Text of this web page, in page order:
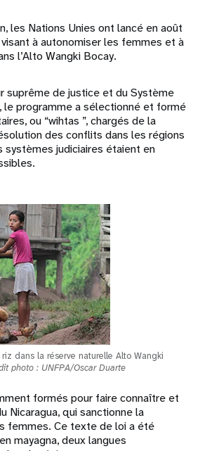
les Nations Unies ont lancé en août
à autonomiser les femmes et à
l’Alto Wangki Bocay.
suprême de justice et du Système
le programme a sélectionné et formé
ou “wihtas ”, chargés de la
des conflits dans les régions
systèmes judiciaires étaient en
dans la réserve naturelle Alto Wangki
photo : UNFPA/Oscar Duarte
formés pour faire connaître et
Nicaragua, qui sanctionne la
femmes. Ce texte de loi a été
mayagna, deux langues